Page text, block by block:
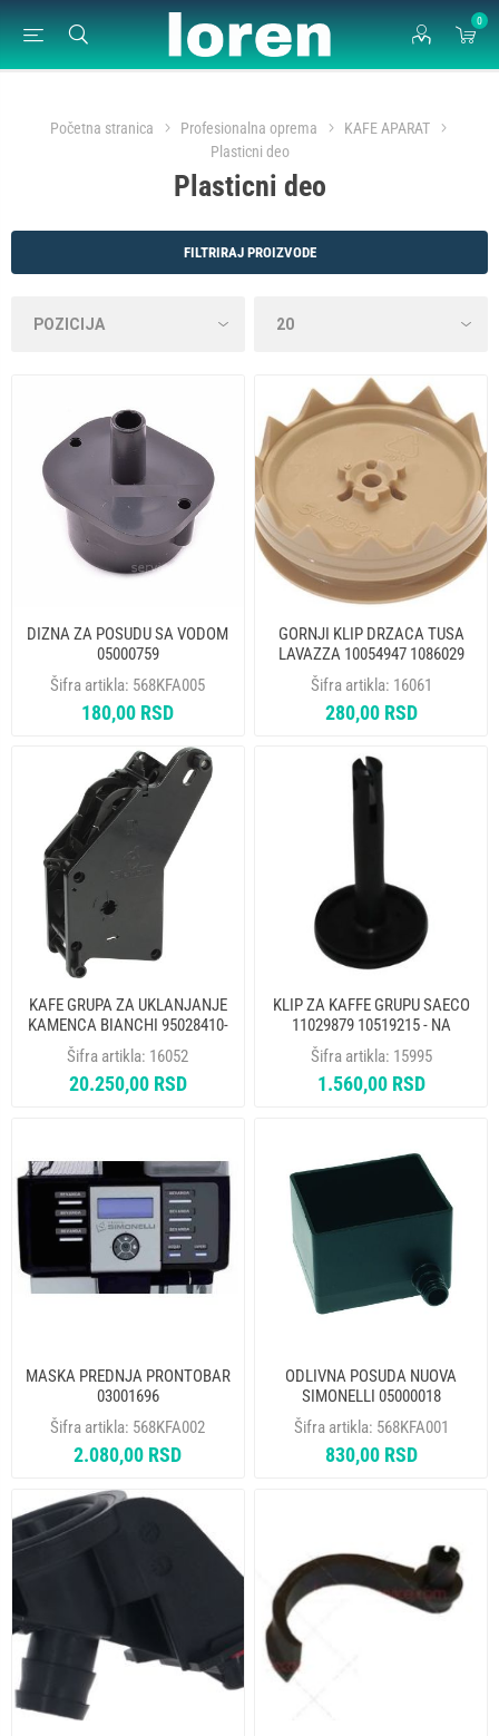
0
Početna stranica Profesionalna oprema
KAFE APARAT
Plasticni deo
Plasticni deo
FILTRIRAJ PROIZVODE
DIZNA ZA POSUDU SA VODOM
05000759
Šifra artikla: 568KFA005
180,00 RSD
GORNJI KLIP DRZACA TUSA
LAVAZZA 10054947 1086029
10063089
Šifra artikla: 16061
280,00 RSD
KAFE GRUPA ZA UKLANJANJE
KAMENCA BIANCHI 95028410-
02M09 10530331 - NA
Šifra artikla: 16052
20.250,00 RSD
KLIP ZA KAFFE GRUPU SAECO
11029879 10519215 - NA
Šifra artikla: 15995
1.560,00 RSD
MASKA PREDNJA PRONTOBAR
03001696
Šifra artikla: 568KFA002
2.080,00 RSD
ODLIVNA POSUDA NUOVA
SIMONELLI 05000018
Šifra artikla: 568KFA001
830,00 RSD